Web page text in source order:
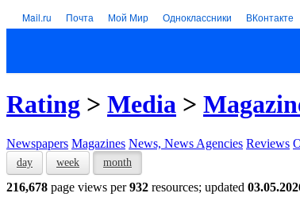
Mail.ru Почта Мой Мир Одноклассники ВКонтакте
Rating > Media >
Newspapers Magazines News, News Agencies Reviews
day week month
216,678 page views per932 resources; updated